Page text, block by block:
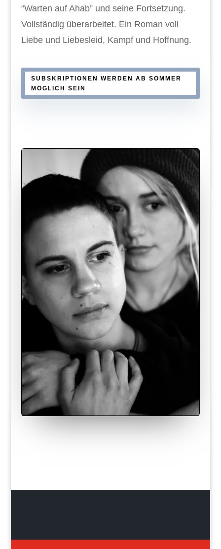
“Warten auf Ahab” und seine Fortsetzung.
Vollständig überarbeitet. Ein Roman voll
Liebe und Liebesleid, Kampf und Hoffnung.
SUBSKRIPTIONEN WERDEN AB SOMMER
MÖGLICH SEIN